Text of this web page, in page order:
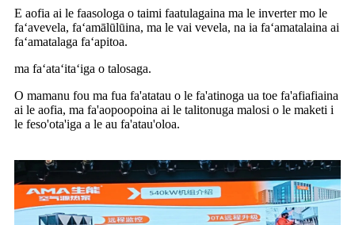
E aofia ai le faasologa o taimi faatulagaina ma le inverter mo le
faʻavevela, faʻamālūlūina, ma le vai vevela, na ia faʻamatalaina ai
faʻamatalaga faʻapitoa.
ma faʻataʻitaʻiga o talosaga.
O mamanu fou ma fua fa'atatau o le fa'atinoga ua toe fa'afiafiaina
ai le aofia, ma fa'aopoopoina ai le talitonuga malosi o le maketi i
le feso'ota'iga a le au fa'atau'oloa.